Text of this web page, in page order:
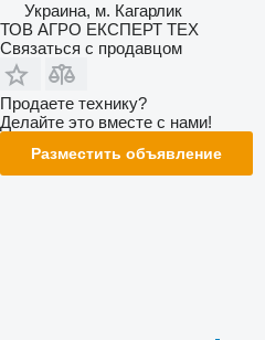
Украина, м. Кагарлик
ТОВ АГРО ЕКСПЕРТ ТЕХ
Связаться с продавцом
Продаете технику?
Делайте это вместе с нами!
Разместить объявление